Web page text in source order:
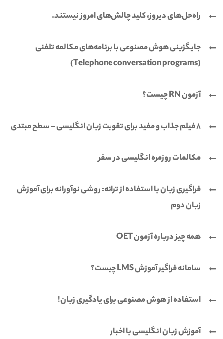
راه‌حل‌های دیروز، کلید چالش‌های امروز نیستند.
جایگزینی هوش مصنوعی با برنامه‌های مکالمه تلفنی
(Telephone conversation programs)
آزمون RN چیست؟
8 فیلم جذاب و مفید برای تقویت زبان انگلیسی - سطح مبتدی
مکالمات روزمره انگلیسی در سفر
فراگیری زبان با استفاده از ترانه: روشی نوآورانه برای آموزش
زبان دوم
همه چیز درباره آزمون OET
سامانه فراگیر آموزش LMS چیست؟
استفاده از هوش مصنوعی برای یادگیری زبان!
آموزش زبان انگلیسی با اخبار